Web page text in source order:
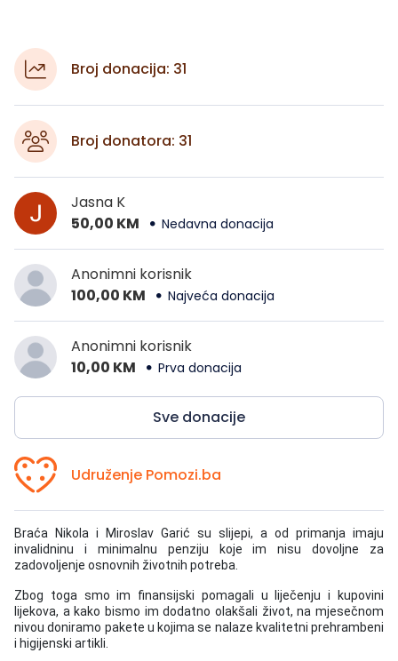
Broj donacija: 31
Broj donatora: 31
Jasna K
50,00 KM
Nedavna donacija
Anonimni korisnik
100,00 KM
Najveća donacija
Anonimni korisnik
10,00 KM
Prva donacija
Sve donacije
Udruženje Pomozi.ba
Braća Nikola i Miroslav Garić su slijepi, a od primanja imaju
invalidninu i minimalnu penziju koje im nisu dovoljne za
zadovoljenje osnovnih životnih potreba.
Zbog toga smo im finansijski pomagali u liječenju i kupovini
lijekova, a kako bismo im dodatno olakšali život, na mjesečnom
nivou doniramo pakete u kojima se nalaze kvalitetni prehrambeni
i higijenski artikli.